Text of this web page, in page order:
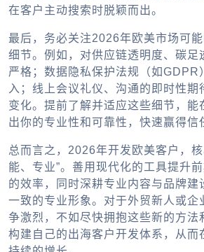
在客户主动搜索时脱颖而出。
最后，务必关注2026年欧美市场可
细节。例如，对供应链透明度、碳足
严格；数据隐私保护法规（如GDPR
入；线上会议礼仪、沟通的即时性期
变化。提前了解并适应这些细节，能
出你的专业性和可靠性，快速赢得信
总而言之，2026年开发欧美客户，
能、专业”。善用现代化的工具提升
的效率，同时深耕专业内容与品牌建
一致的专业形象。对于外贸新人或企
争激烈，不如尽快拥抱这些新的方法
构建自己的出海客户开发体系，从而